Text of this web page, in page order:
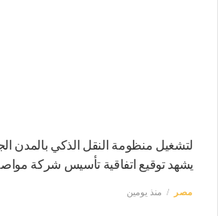
لتشغيل منظومة النقل الذكي بالمدن
يشهد توقيع اتفاقية تأسيس شركة
مصر منذ يومين